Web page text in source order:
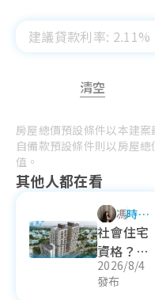
清空
房屋總價預設條件以本建
自備款預設條件則以房屋
值。
其他人都在看
馮俞璇
時事
議題
社會住宅
資格？社
會住宅申
請流程？
2026/8/4
發布